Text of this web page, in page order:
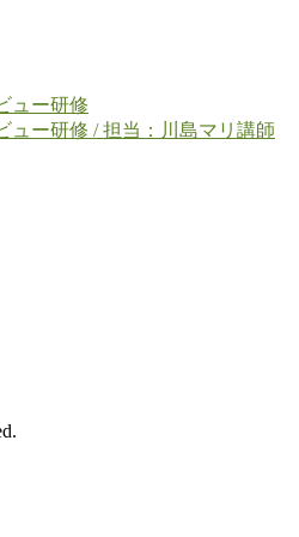
ュー研修
ュー研修 / 担当：川島マリ講師